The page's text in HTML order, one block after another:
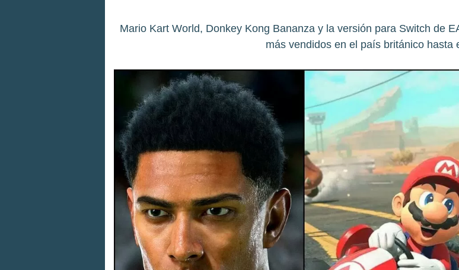
Mario Kart World, Donkey Kong Bananza y la versión para Switch de
más vendidos en el país británico hasta